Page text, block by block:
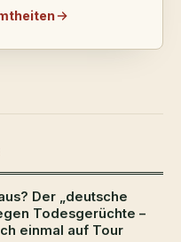
Der „deutsche
Todesgerüchte –
einmal auf Tour